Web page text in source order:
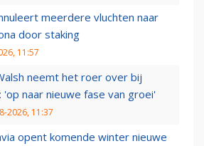
meerdere vluchten naar
door staking
11:57
neemt het roer over bij
'op naar nieuwe fase van groei'
2026, 11:37
opent komende winter nieuwe